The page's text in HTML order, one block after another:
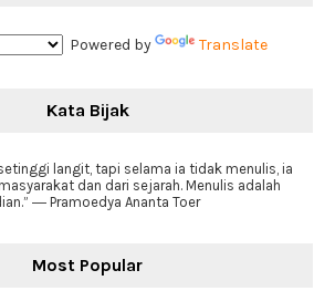
Powered by Translate
Kata Bijak
langit, tapi selama ia tidak menulis, ia
dan dari sejarah. Menulis adalah
― Pramoedya Ananta Toer
Most Popular